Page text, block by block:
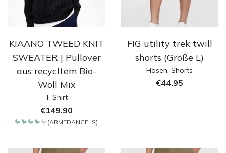
KIAANO TWEED KNIT
SWEATER | Pullover
aus recycltem Bio-
Woll Mix
T-Shirt
€149.90
(ARMEDANGELS)
FIG utility trek twill
shorts (Größe L)
Hosen, Shorts
€44.95